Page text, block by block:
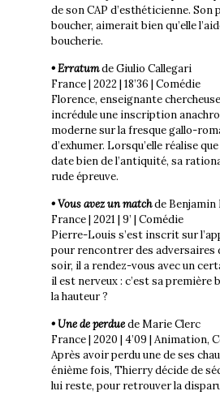
de son CAP d’esthéticienne. Son
boucher, aimerait bien qu’elle
boucherie.
• Erratumde Giulio Callegari
France | 2022 | 18’36 | Comédie
Florence, enseignante
incrédule une inscription
moderne sur la fresque gallo-
d’exhumer. Lorsqu’elle réalise
date bien de l’antiquité, sa
rude épreuve.
• Vous avez un matchde Benjamin
France | 2021 | 9’ | Comédie
Pierre-Louis s’est inscrit sur
pour rencontrer des adversaires
soir, il a rendez-vous avec un
il est nerveux : c’est sa première
la hauteur ?
• Une de perduede Marie Clerc
France | 2020 | 4’09 | Animation,
Après avoir perdu une de ses
énième fois, Thierry décide de
lui reste, pour retrouver la